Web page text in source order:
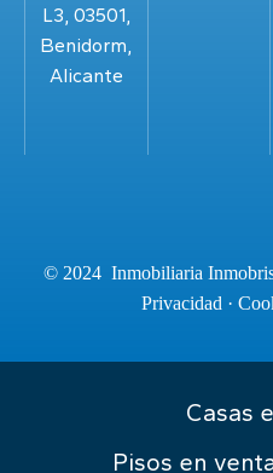
L3, 03501,
Benidorm,
Alicante
© 2024 Inmobiliaria
Privacidad ·
Casas
Pisos en